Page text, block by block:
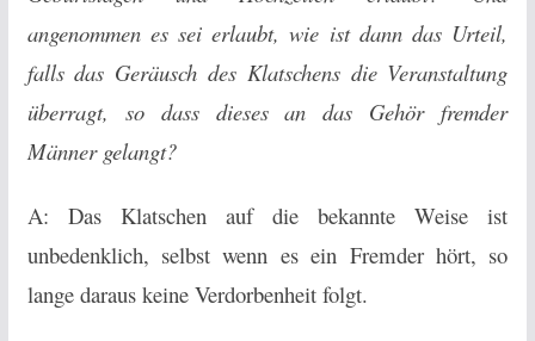
angenommen es sei erlaubt, wie ist dann das Urteil,
falls das Geräusch des Klatschens die Veranstaltung
überragt, so dass dieses an das Gehör fremder
Männer gelangt?
A: Das Klatschen auf die bekannte Weise ist
unbedenklich, selbst wenn es ein Fremder hört, so
lange daraus keine Verdorbenheit folgt.